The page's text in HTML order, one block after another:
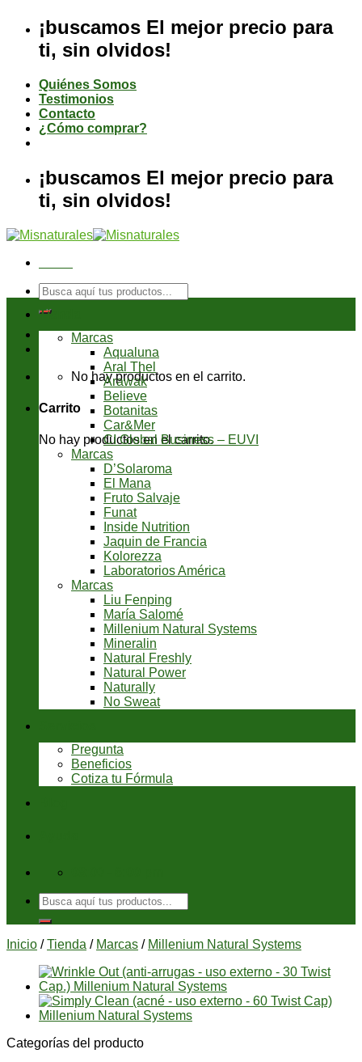
contenido
¡buscamos El mejor precio para
ti, sin olvidos!
Quiénes Somos
Testimonios
Contacto
¿Cómo comprar?
¡buscamos El mejor precio para
ti, sin olvidos!
Buscar
por:
No hay productos en el carrito.
Carrito
No hay productos en el carrito.
Tienda
Marcas
Aqualuna
Aral Thel
Arawak
Believe
Botanitas
Car&Mer
CI Global Business – EUVI
Marcas
D’Solaroma
El Mana
Fruto Salvaje
Funat
Inside Nutrition
Jaquin de Francia
Kolorezza
Laboratorios América
Marcas
Liu Fenping
María Salomé
Millenium Natural Systems
Mineralin
Natural Freshly
Natural Power
Naturally
No Sweat
Pregunta
Beneficios
Cotiza tu Fórmula
Buscar
por:
Inicio / Tienda / Marcas / Millenium Natural Systems
Categorías del producto